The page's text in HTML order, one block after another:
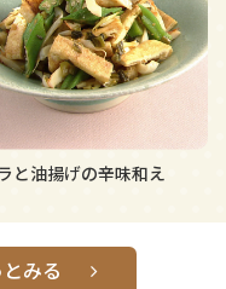
と油揚げの辛味和え
みる